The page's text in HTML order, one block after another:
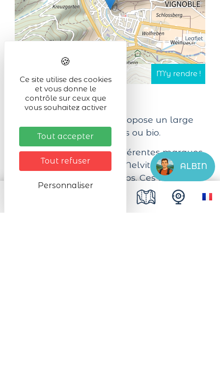
Leaflet
Nature et Beauté vous propose un large
choix de produits naturels ou bio.
Nous travaillons avec différentes marques
telles que L'Occitane et Melvita pour
prendre soin de votre corps. Ces produits
cosmétiques vous envelopperont de
délicieux parfums vous procurant bien-
ALBIN
Ce site utilise des cookies
et vous donne le
contrôle sur ceux que
vous souhaitez activer
Tout accepter
Tout refuser
Personnaliser